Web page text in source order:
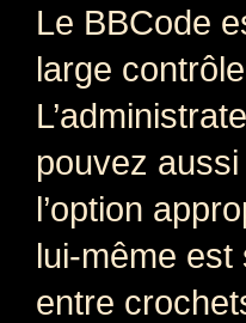
Le BBCode
large
pouvez
l’option
lui-même
entre